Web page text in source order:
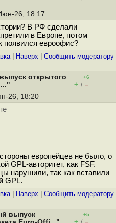
26, 18:17
В РФ сделали
в Европе, потом
появился евроофис?
| Наверх Cообщить модератору
открытого
+6
+ / –
26, 18:20
европейцев не было, о
GPL-авторитет, как FSF.
нарушили, так как вставили
GPL.
| Наверх Cообщить модератору
выпуск
+5